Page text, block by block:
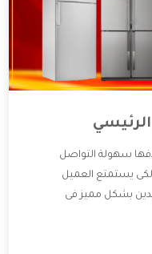
سهولة التواصل
يستمتع العميل
بشكل مميز فى
تنفرد الشركة بها